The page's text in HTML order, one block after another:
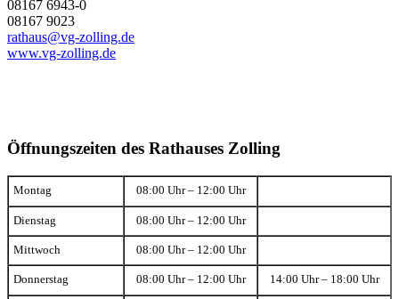
08167 6943-0
08167 9023
rathaus@vg-zolling.de
www.vg-zolling.de
Öffnungszeiten des Rathauses Zolling
Montag 08:00 Uhr – 12:00 Uhr
Dienstag 08:00 Uhr – 12:00 Uhr
Mittwoch 08:00 Uhr – 12:00 Uhr
Donnerstag 08:00 Uhr – 12:00 Uhr 14:00 Uhr – 18:00 Uhr